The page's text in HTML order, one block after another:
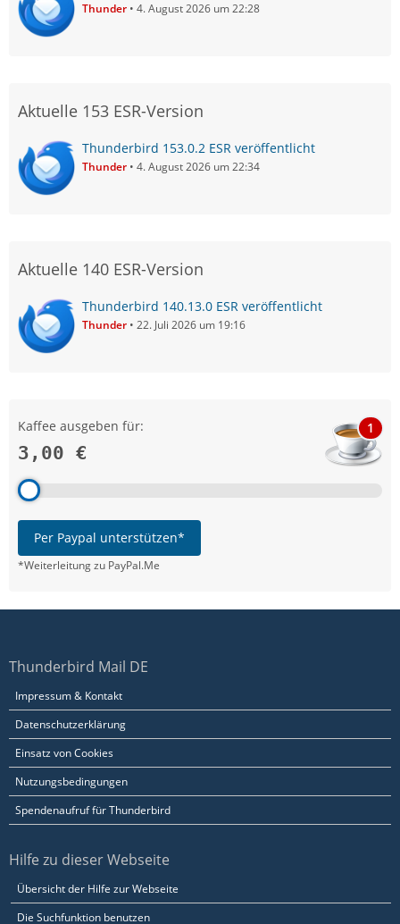
Thunder 4. August 2026 um 22:28
Aktuelle 153 ESR-Version
Thunderbird 153.0.2 ESR veröffentlicht
Thunder 4. August 2026 um 22:34
Aktuelle 140 ESR-Version
Thunderbird 140.13.0 ESR veröffentlicht
Thunder 22. Juli 2026 um 19:16
Kaffee ausgeben für:
3,00 €
1
Per Paypal unterstützen*
*Weiterleitung zu PayPal.Me
Thunderbird Mail DE
Impressum & Kontakt
Datenschutzerklärung
Einsatz von Cookies
Nutzungsbedingungen
Spendenaufruf für Thunderbird
Hilfe zu dieser Webseite
Übersicht der Hilfe zur Webseite
Die Suchfunktion benutzen